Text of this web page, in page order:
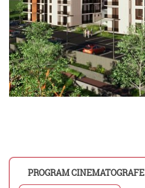
PROGRAM CINEMATOGRAFE